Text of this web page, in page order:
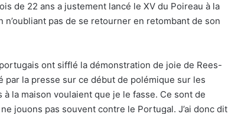
de 22 ans a justement lancé le XV du Poireau à la
pas de se retourner en retombant de son
ont sifflé la démonstration de joie de Rees-
la presse sur ce début de polémique sur les
la maison voulaient que je le fasse. Ce sont de
jouons pas souvent contre le Portugal. J’ai donc dit